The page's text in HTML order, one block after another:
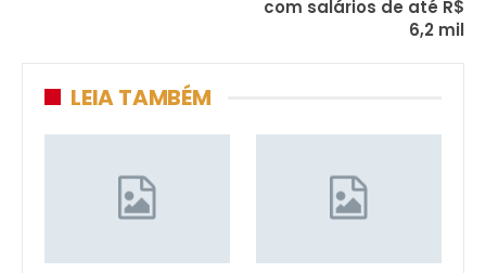
com salários de até R$
6,2 mil
LEIA TAMBÉM